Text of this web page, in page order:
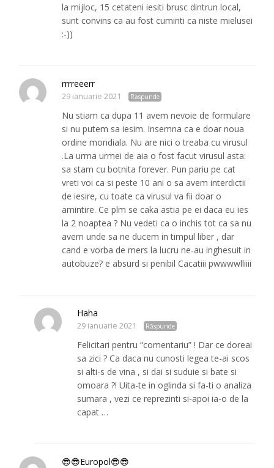
la mijloc, 15 cetateni iesiti brusc dintrun local,
sunt convins ca au fost cuminti ca niste mielusei
:-))
rrrreeerr
29 ianuarie 2021 Răspunde
Nu stiam ca dupa 11 avem nevoie de formulare
si nu putem sa iesim. Insemna ca e doar noua
ordine mondiala. Nu are nici o treaba cu virusul
.La urma urmei de aia o fost facut virusul asta:
sa stam cu botnita forever. Pun pariu pe cat
vreti voi ca si peste 10 ani o sa avem interdictii
de iesire, cu toate ca virusul va fii doar o
amintire. Ce plm se caka astia pe ei daca eu ies
la 2 noaptea ? Nu vedeti ca o inchis tot ca sa nu
avem unde sa ne ducem in timpul liber , dar
cand e vorba de mers la lucru ne-au inghesuit in
autobuze? e absurd si penibil Cacatiii pwwwwlliiii
Haha
29 ianuarie 2021 Răspunde
Felicitari pentru “comentariu” ! Dar ce doreai
sa zici ? Ca daca nu cunosti legea te-ai scos
si alti-s de vina , si dai si suduie si bate si
omoara ?! Uita-te in oglinda si fa-ti o analiza
sumara , vezi ce reprezinti si-apoi ia-o de la
capat …
😎😎Europol😎😎